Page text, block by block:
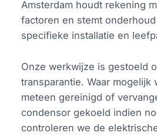
Amsterdam houdt rekening
factoren en stemt
specifieke installatie en
Onze werkwijze is gestoeld
transparantie. Waar mogelijk
meteen gereinigd of
condensor gekoeld indien
controleren we de